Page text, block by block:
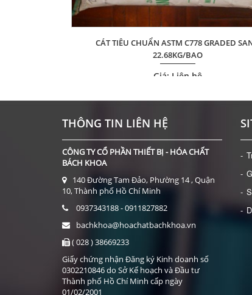
CÁT TIÊU CHUẨN ASTM C778 GRADED
22.68KG/BAO
Giá: Liên hệ
THÔNG TIN LIÊN HỆ
CÔNG TY CỔ PHẦN THIẾT BỊ - HÓA CHẤT
BÁCH KHOA
140 Đường Tam Đảo, Phường 14 , Quận
10, Thành phố Hồ Chí Minh
0937343188 - 0911827882
bachkhoa@hoachatbachkhoa.vn
( 028 ) 38669233
Giấy chứng nhận Đăng ký Kinh doanh số
0302210846 do Sở Kế hoạch và Đầu tư
Thành phố Hồ Chí Minh cấp ngày
01/02/2001